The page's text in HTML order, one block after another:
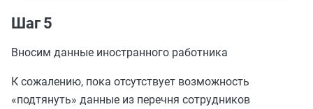
Шаг 5
Вносим данные иностранного работника
К сожалению, пока отсутствует возможность
«подтянуть» данные из перечня сотрудников